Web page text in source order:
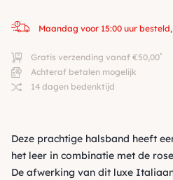
Maandag voor 15:00 uur
Gratis verzending vanaf €50,00*
Achteraf betalen mogelijk
14 dagen bedenktijd
Deze prachtige halsband heeft
het leer in combinatie met de
De afwerking van dit luxe